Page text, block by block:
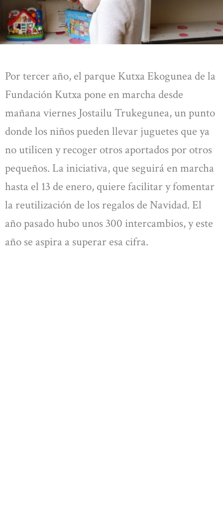
Por tercer año, el parque Kutxa Ekogunea de la
Fundación Kutxa pone en marcha desde
mañana viernes Jostailu Trukegunea, un punto
donde los niños pueden llevar juguetes que ya
no utilicen y recoger otros aportados por otros
pequeños. La iniciativa, que seguirá en marcha
hasta el 13 de enero, quiere facilitar y fomentar
la reutilización de los regalos de Navidad. El
año pasado hubo unos 300 intercambios, y este
año se aspira a superar esa cifra.